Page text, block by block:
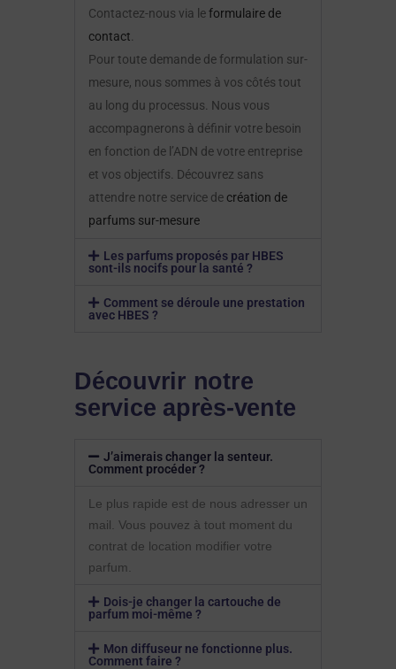
Contactez-nous via leformulaire de
contact
Pour toute demande de formulation sur-
mesure, nous sommes à vos côtés tout
au long du processus. Nous vous
accompagnerons à définir votre besoin
en fonction de l’ADN de votre entreprise
et vos objectifs. Découvrez sans
attendre notre service de création de
parfums sur-mesure
Les parfums proposés par HBES
sont-ils nocifs pour la santé ?
Comment se déroule une prestation
avec HBES ?
Découvrir notre
service après-vente
J’aimerais changer la senteur.
Comment procéder ?
Le plus rapide est de nous adresser un
mail. Vous pouvez à tout moment du
contrat de location modifier votre
parfum.
Dois-je changer la cartouche de
parfum moi-même ?
Mon diffuseur ne fonctionne plus.
Comment faire ?